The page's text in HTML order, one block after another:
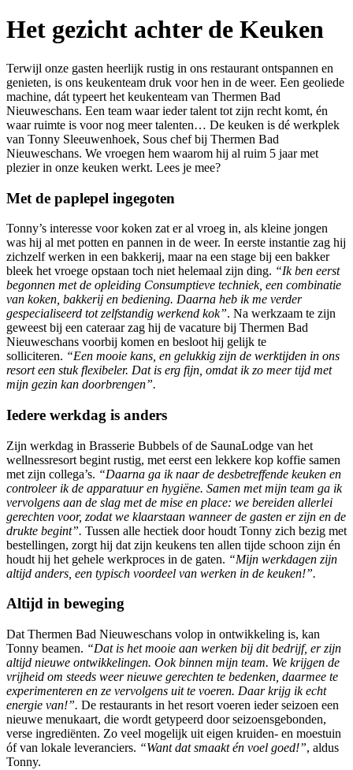
Het gezicht achter de Keuken
Terwijl onze gasten heerlijk rustig in ons restaurant ontspannen en
genieten, is ons keukenteam druk voor hen in de weer. Een geoliede
machine, dát typeert het keukenteam van Thermen Bad
Nieuweschans. Een team waar ieder talent tot zijn recht komt, én
waar ruimte is voor nog meer talenten… De keuken is dé werkplek
van Tonny Sleeuwenhoek, Sous chef bij Thermen Bad
Nieuweschans. We vroegen hem waarom hij al ruim 5 jaar met
plezier in onze keuken werkt. Lees je mee?
Met de paplepel ingegoten
Tonny’s interesse voor koken zat er al vroeg in, als kleine jongen
was hij al met potten en pannen in de weer. In eerste instantie zag hij
zichzelf werken in een bakkerij, maar na een stage bij een bakker
bleek het vroege opstaan toch niet helemaal zijn ding. “Ik ben eerst
begonnen met de opleiding Consumptieve techniek, een combinatie
van koken, bakkerij en bediening. Daarna heb ik me verder
gespecialiseerd tot zelfstandig werkend kok”. Na werkzaam te zijn
geweest bij een cateraar zag hij de vacature bij Thermen Bad
Nieuweschans voorbij komen en besloot hij gelijk te
solliciteren. “Een mooie kans, en gelukkig zijn de werktijden in ons
resort een stuk flexibeler. Dat is erg fijn, omdat ik zo meer tijd met
mijn gezin kan doorbrengen”.
Iedere werkdag is anders
Zijn werkdag in Brasserie Bubbels of de SaunaLodge van het
wellnessresort begint rustig, met eerst een lekkere kop koffie samen
met zijn collega’s. “Daarna ga ik naar de desbetreffende keuken en
controleer ik de apparatuur en hygiëne. Samen met mijn team ga ik
vervolgens aan de slag met de mise en place: we bereiden allerlei
gerechten voor, zodat we klaarstaan wanneer de gasten er zijn en de
drukte begint”. Tussen alle hectiek door houdt Tonny zich bezig met
bestellingen, zorgt hij dat zijn keukens ten allen tijde schoon zijn én
houdt hij het gehele werkproces in de gaten. “Mijn werkdagen zijn
altijd anders, een typisch voordeel van werken in de keuken!”.
Altijd in beweging
Dat Thermen Bad Nieuweschans volop in ontwikkeling is, kan
Tonny beamen. “Dat is het mooie aan werken bij dit bedrijf, er zijn
altijd nieuwe ontwikkelingen. Ook binnen mijn team. We krijgen de
vrijheid om steeds weer nieuwe gerechten te bedenken, daarmee te
experimenteren en ze vervolgens uit te voeren. Daar krijg ik echt
energie van!”. De restaurants in het resort voeren ieder seizoen een
nieuwe menukaart, die wordt getypeerd door seizoensgebonden,
verse ingrediënten. Zo veel mogelijk uit eigen kruiden- en moestuin
óf van lokale leveranciers. “Want dat smaakt én voel goed!”, aldus
Tonny.